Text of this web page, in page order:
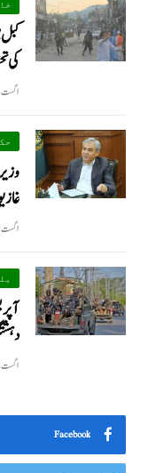
کی
اگست 8, 2026
اگست 8, 2026
اگست 8, 2026
Facebook